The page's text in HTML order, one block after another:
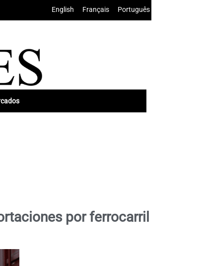
English Français Português
por ferrocarril